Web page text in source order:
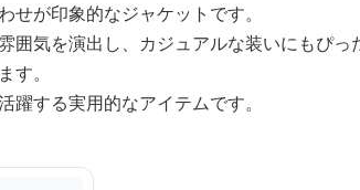
が印象的なジャケットです。
気を演出し、カジュアルな装いにもぴっ
。
する実用的なアイテムです。